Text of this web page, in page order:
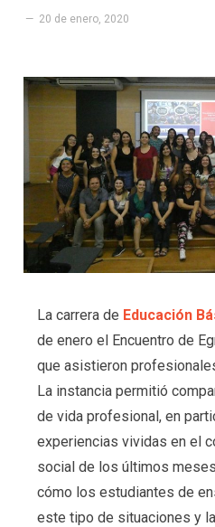
20 de enero, 2020
La carrera de Educación
de enero el Encuentro de
que asistieron
La instancia permitió
de vida profesional, en
experiencias vividas en el
social de los últimos
cómo los estudiantes de
este tipo de situaciones y